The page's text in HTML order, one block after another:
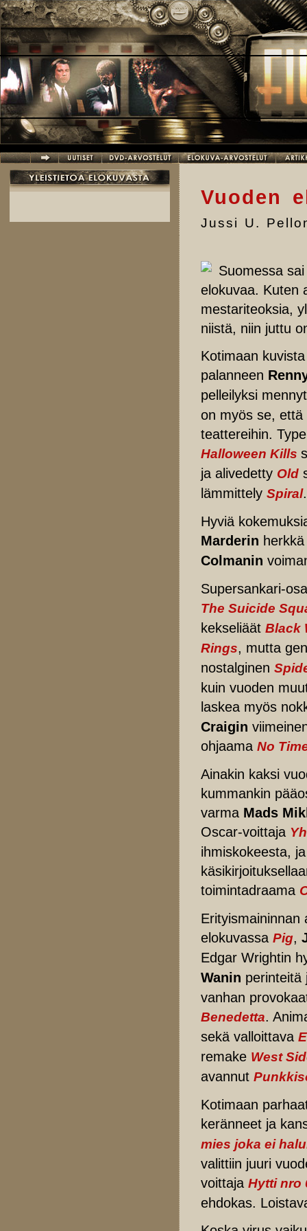
Hyppää pääsisältöön
Vuoden
Jussi U.
Suomessa
elokuvaa. Kuten
mestariteoksia,
niistä, niin juttu
Kotimaan
palanneen
pelleilyksi
on myös se, että
teattereihin.
Halloween Kills
ja alivedetty Old
lämmittely Spiral.
Hyviä
Marderin
Colmanin
Supersankari-
The Suicide
kekseliäät Black
Rings, mutta
nostalginen
kuin vuoden
laskea myös
Craigin
ohjaama No
Ainakin kaksi
kummankin
varma Mads
Oscar-voittaja
ihmiskokeesta,
toimintadraama
elokuvassa Pig,
Edgar Wrightin
Wanin
vanhan
Benedetta.
sekä valloittava
remake West
avannut
Kotimaan
keränneet ja
mies joka ei
valittiin juuri
voittaja Hytti nro
ehdokas.